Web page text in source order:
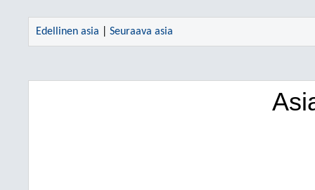
Edellinen asia Seuraava asia